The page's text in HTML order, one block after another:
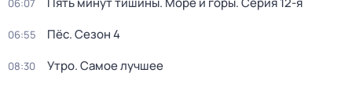
06:07
06:55 Пёс. Сезон 4
08:30 Утро. Самое лучшее